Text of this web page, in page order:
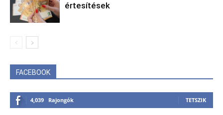
értesítések
FACEBOOK
4,039 Rajongók TETSZIK